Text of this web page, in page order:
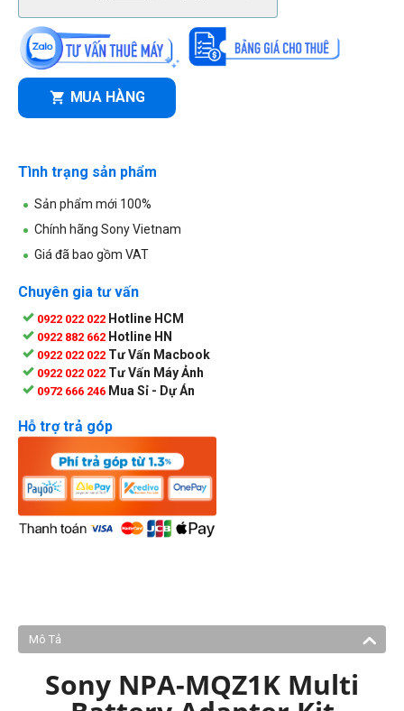
MUA HÀNG
Tình trạng sản phẩm
Sản phẩm mới 100%
Chính hãng Sony Vietnam
Giá đã bao gồm VAT
Chuyên gia tư vấn
0922 022 022 Hotline HCM
0922 882 662 Hotline HN
0922 022 022 Tư Vấn Macbook
0922 022 022 Tư Vấn Máy Ảnh
0972 666 246 Mua Sỉ - Dự Án
Hỗ trợ trả góp
Mô Tả
Sony NPA-MQZ1K Multi